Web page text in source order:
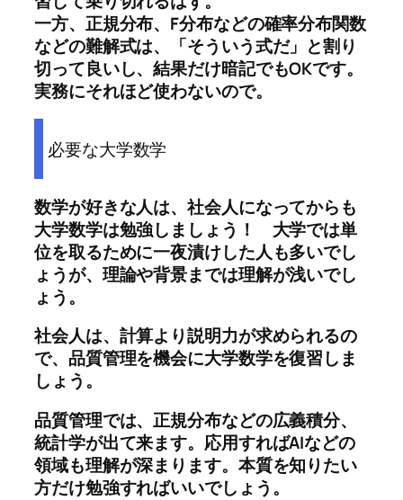
一方、正規分布、F分布などの確率分布関数
などの難解式は、「そういう式だ」と割り
切って良いし、結果だけ暗記でもOKです。
実務にそれほど使わないので。
必要な大学数学
数学が好きな人は、社会人になってからも
大学数学は勉強しましょう！ 大学では単
位を取るために一夜漬けした人も多いでし
ょうが、理論や背景までは理解が浅いでし
ょう。
社会人は、計算より説明力が求められるの
で、品質管理を機会に大学数学を復習しま
しょう。
品質管理では、正規分布などの広義積分、
統計学が出て来ます。応用すればAIなどの
領域も理解が深まります。本質を知りたい
方だけ勉強すればいいでしょう。